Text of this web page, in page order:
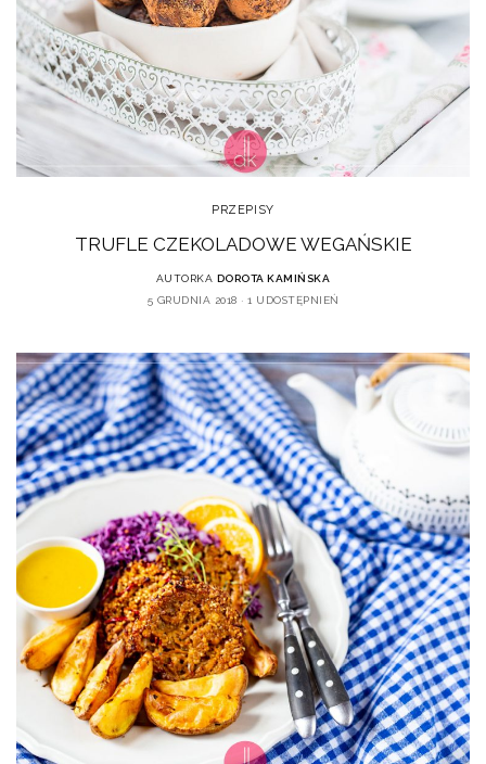
PRZEPISY
TRUFLE CZEKOLADOWE WEGAŃSKIE
AUTORKA DOROTA KAMIŃSKA
5 GRUDNIA 2018
1 UDOSTĘPNIEŃ